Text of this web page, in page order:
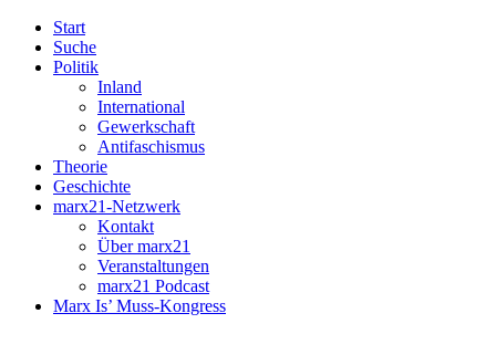
Start
Suche
Politik
Inland
International
Gewerkschaft
Antifaschismus
Theorie
Geschichte
marx21-Netzwerk
Kontakt
Über marx21
Veranstaltungen
marx21 Podcast
Marx Is’ Muss-Kongress